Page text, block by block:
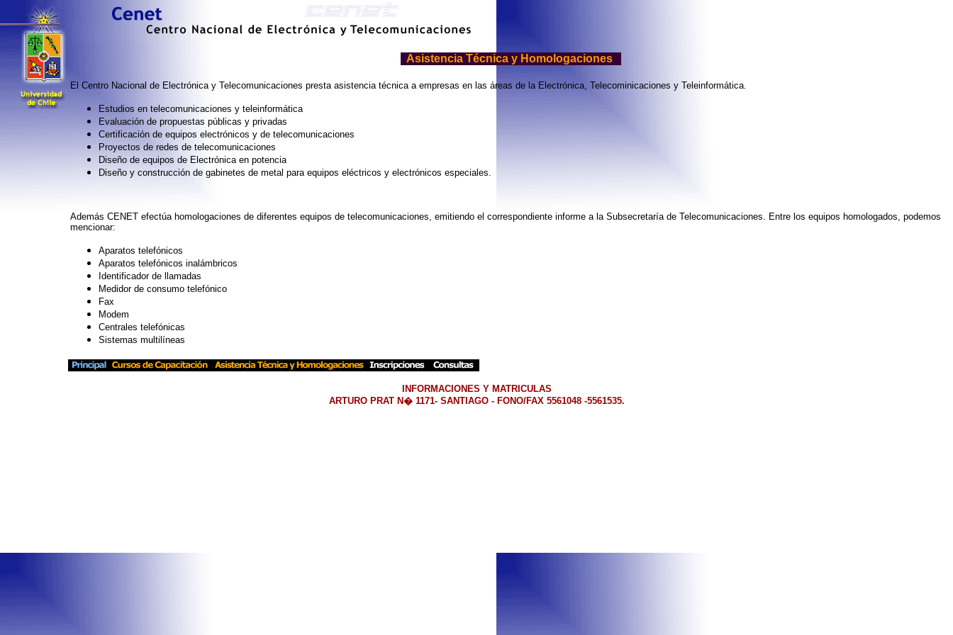
Asistencia Técnica y Homologaciones
El Centro Nacional de Electrónica y Telecomunicaciones presta asistencia técnica a empresas en las áreas de la Electrónica, Telecominicaciones y Teleinformática.
Estudios en telecomunicaciones y teleinformática
Evaluación de propuestas públicas y privadas
Certificación de equipos electrónicos y de telecomunicaciones
Proyectos de redes de telecomunicaciones
Diseño de equipos de Electrónica en potencia
Diseño y construcción de gabinetes de metal para equipos eléctricos y electrónicos especiales.
Además CENET efectúa homologaciones de diferentes equipos de telecomunicaciones, emitiendo el correspondiente informe a la Subsecretaría de Telecomunicaciones. Entre los equipos homologados, podemos
mencionar:
Aparatos telefónicos
Aparatos telefónicos inalámbricos
Identificador de llamadas
Medidor de consumo telefónico
Fax
Modem
Centrales telefónicas
Sistemas multilíneas
INFORMACIONES Y MATRICULAS
ARTURO PRAT N� 1171- SANTIAGO - FONO/FAX 5561048 -5561535.